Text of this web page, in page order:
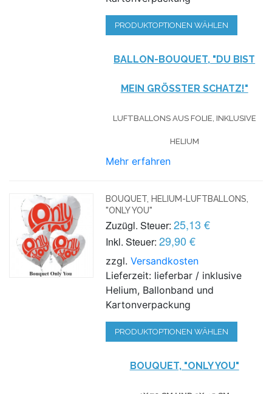
PRODUKTOPTIONEN WÄHLEN
BALLON-BOUQUET, "DU BIST
MEIN GRÖSSTER SCHATZ!"
LUFTBALLONS AUS FOLIE, INKLUSIVE
HELIUM
Mehr erfahren
BOUQUET, HELIUM-LUFTBALLONS,
"ONLY YOU"
Zuzügl. Steuer: 25,13 €
Inkl. Steuer: 29,90 €
zzgl.Versandkosten
Lieferzeit: lieferbar / inklusive
Helium, Ballonband und
Kartonverpackung
PRODUKTOPTIONEN WÄHLEN
BOUQUET, "ONLY YOU"